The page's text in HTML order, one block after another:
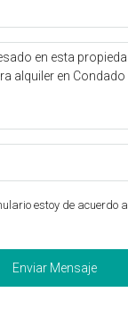
estoy de acuerdo a
Enviar Mensaje